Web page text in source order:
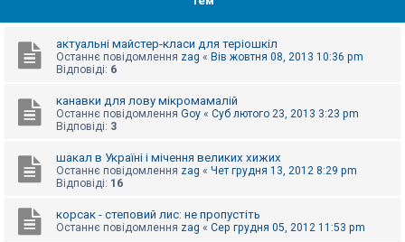
Т
м
б
д
о
е
актуальні майстер-класи для теріошкіл
Останнє повідомлення zag « Вів жовтня 08, 2013 10:36 pm
Відповіді: 6
канавки для лову мікромамалій
Останнє повідомлення Goy « Суб лютого 23, 2013 3:23 pm
Відповіді: 3
шакал в Україні і мічення великих хижих
Останнє повідомлення zag « Чет грудня 13, 2012 8:29 pm
Відповіді: 16
корсак - степовий лис: не пропустіть
Останнє повідомлення zag « Сер грудня 05, 2012 11:53 pm